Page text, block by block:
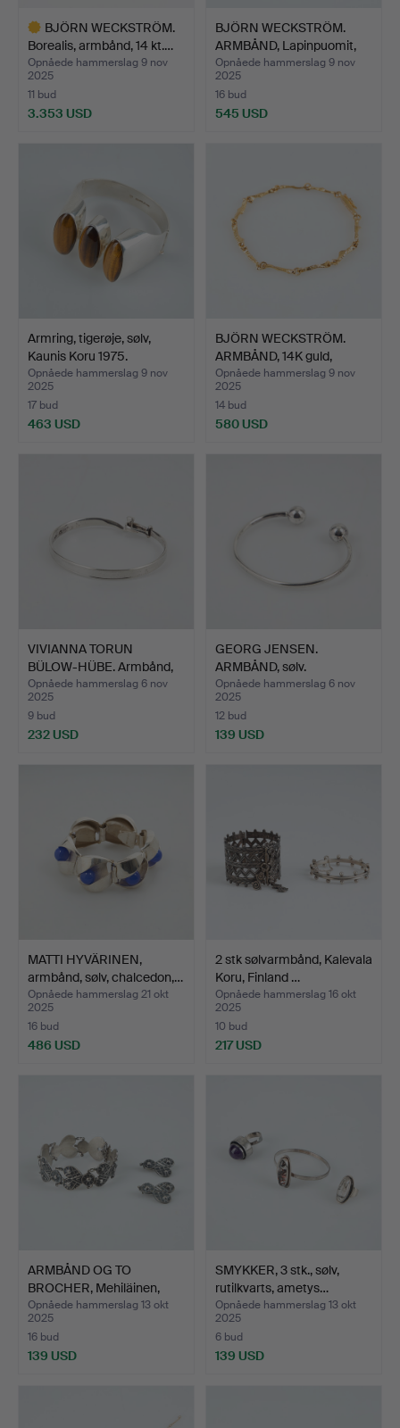
BJÖRN WECKSTRÖM.
Borealis, armbånd, 14 kt.…
Opnåede hammerslag 9 nov
2025
11 bud
3.353 USD
BJÖRN WECKSTRÖM.
ARMBÅND, Lapinpuomit,
14K…
Opnåede hammerslag 9 nov
2025
16 bud
545 USD
Armring, tigerøje, sølv,
Kaunis Koru 1975.
Opnåede hammerslag 9 nov
2025
17 bud
463 USD
BJÖRN WECKSTRÖM.
ARMBÅND, 14K guld,
Lappon…
Opnåede hammerslag 9 nov
2025
14 bud
580 USD
VIVIANNA TORUN
BÜLOW-HÜBE. Armbånd,
sølv, …
Opnåede hammerslag 6 nov
2025
9 bud
232 USD
GEORG JENSEN.
ARMBÅND, sølv.
Opnåede hammerslag 6 nov
2025
12 bud
139 USD
MATTI HYVÄRINEN,
armbånd, sølv, chalcedon,…
Opnåede hammerslag 21 okt
2025
16 bud
486 USD
2 stk sølvarmbånd, Kalevala
Koru, Finland …
Opnåede hammerslag 16 okt
2025
10 bud
217 USD
ARMBÅND OG TO
BROCHER, Mehiläinen,
sølv, K…
Opnåede hammerslag 13 okt
2025
16 bud
139 USD
SMYKKER, 3 stk., sølv,
rutilkvarts, ametys…
Opnåede hammerslag 13 okt
2025
6 bud
139 USD